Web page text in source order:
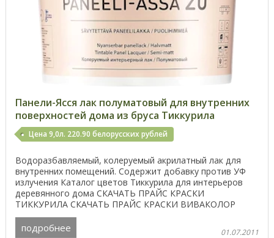
Панели-Ясся лак полуматовый для внутренних
поверхностей дома из бруса Тиккурила
Цена 9,0л. 220.90 белорусских рублей
Водоразбавляемый, колеруемый акрилатный лак для
внутренних помещений. Содержит добавку против УФ
излучения Каталог цветов Тиккурила для интерьеров
деревянного дома СКАЧАТЬ ПРАЙС КРАСКИ
ТИККУРИЛА СКАЧАТЬ ПРАЙС КРАСКИ ВИВАКОЛОР
СКАЧАТЬ ПРАЙС ...
подробнее 01.07.2011